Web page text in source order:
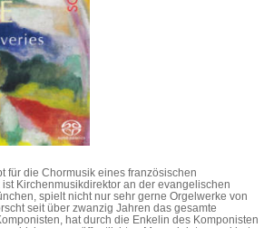
für die Chormusik eines französischen
Kirchenmusikdirektor an der evangelischen
spielt nicht nur sehr gerne Orgelwerke von
seit über zwanzig Jahren das gesamte
hat durch die Enkelin des Komponisten